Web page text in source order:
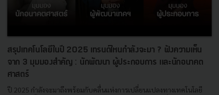
สรุปเทคโนโลยีในปี 2025 เทรนด์ไหนกำลังจะมา ? ฟังความเห็น
จาก 3 มุมมองสำคัญ : นักพัฒนา ผู้ประกอบการ และนักอนาคต
ศาสตร์
ปี 2025 กำลังจะมาถึงพร้อมกับคลื่นแห่งการเปลี่ยนแปลงทางเทคโนโลยี